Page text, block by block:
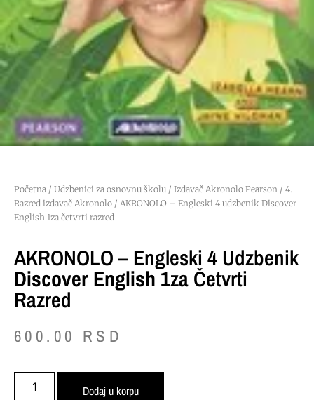
Početna / Udzbenici za osnovnu školu / Izdavač Akronolo Pearson / 4.
Razred izdavač Akronolo / AKRONOLO – Engleski 4 udzbenik Discover
English 1za četvrti razred
AKRONOLO – Engleski 4 Udzbenik
Discover English 1Za Četvrti
Razred
600.00 RSD
Dodaj u korpu